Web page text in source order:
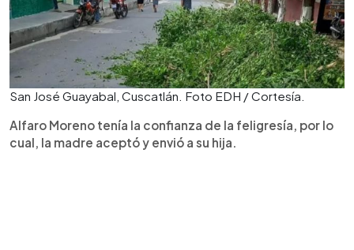
San José Guayabal, Cuscatlán. Foto EDH / Cortesía.
Alfaro Moreno tenía la confianza de la feligresía, por lo
cual, la madre aceptó y envió a su hija.